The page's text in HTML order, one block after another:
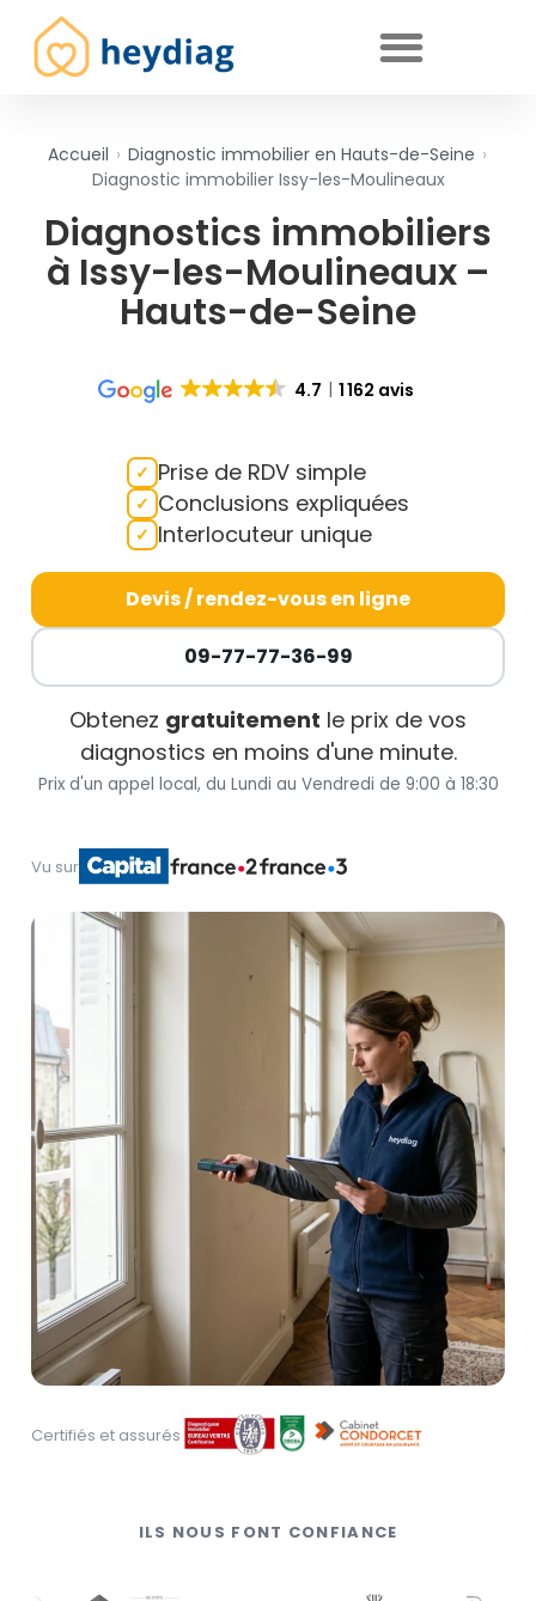
Accueil › Diagnostic immobilier en Hauts-de-Seine ›
Diagnostic immobilier Issy-les-Moulineaux
Diagnostics immobiliers
à Issy-les-Moulineaux –
Hauts-de-Seine
4.7 1 162 avis
Prise de RDV simple
Conclusions expliquées
Interlocuteur unique
Devis / rendez-vous en ligne
09-77-77-36-99
Obtenez gratuitement le prix de vos
diagnostics en moins d'une minute.
Prix d'un appel local, du Lundi au Vendredi de 9:00 à 18:30
Vu sur
Certifiés et assurés
ILS NOUS FONT CONFIANCE